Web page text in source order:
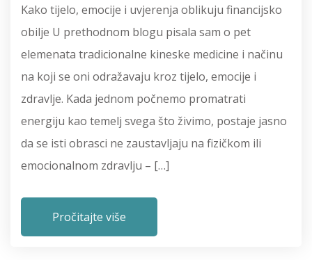
Kako tijelo, emocije i uvjerenja oblikuju financijsko
obilje U prethodnom blogu pisala sam o pet
elemenata tradicionalne kineske medicine i načinu
na koji se oni odražavaju kroz tijelo, emocije i
zdravlje. Kada jednom počnemo promatrati
energiju kao temelj svega što živimo, postaje jasno
da se isti obrasci ne zaustavljaju na fizičkom ili
emocionalnom zdravlju – […]
Pročitajte više